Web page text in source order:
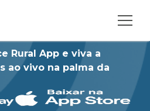
Rural App e viva a
ao vivo na palma da